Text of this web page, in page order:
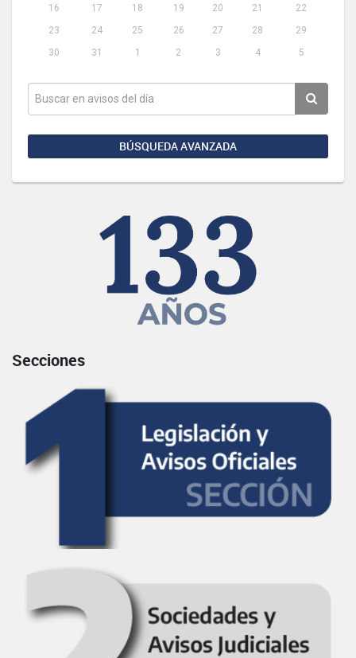
16
17 18 19 20 21
22
23
24 25 26 27 28
29
30
31 1 2 3 4 5
BÚSQUEDA AVANZADA
Secciones